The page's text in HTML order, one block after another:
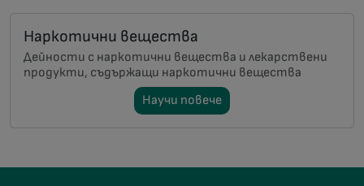
Наркотични вещества
Дейности с наркотични вещества и лекарствени
продукти, съдържащи наркотични вещества
Научи повече